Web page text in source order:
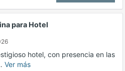
para Hotel
hotel, con presencia en las
Ver más